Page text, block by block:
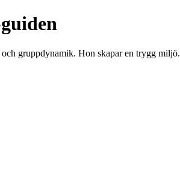
gruppdynamik. Hon skapar en trygg miljö.